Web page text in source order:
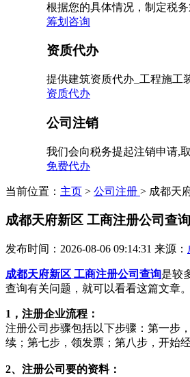
根据您的具体情况，制定税
筹划咨询
资质代办
提供建筑资质代办_工程施工
资质代办
公司注销
我们会向税务提起注销申请,
免费代办
当前位置： 主页 > 公司注册 > 成都天
成都天府新区 工商注册公司查询
发布时间：2026-08-06 09:14:31 来源：
成都天府新区 工商注册公司查询是较
查询有关问题，就可以看看这篇文章
1，注册企业流程：
注册公司步骤包括以下步骤：第一步
续；第七步，领发票；第八步，开始
2、注册公司要的资料：